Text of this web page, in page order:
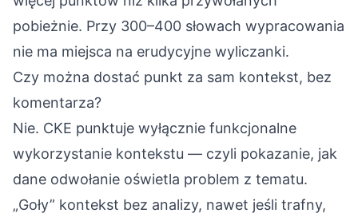
pobieżnie. Przy 300–400 słowach wypracowania
nie ma miejsca na erudycyjne wyliczanki.
Czy można dostać punkt za sam kontekst, bez
komentarza?
Nie. CKE punktuje wyłącznie funkcjonalne
wykorzystanie kontekstu — czyli pokazanie, jak
dane odwołanie oświetla problem z tematu.
„Goły” kontekst bez analizy, nawet jeśli trafny,